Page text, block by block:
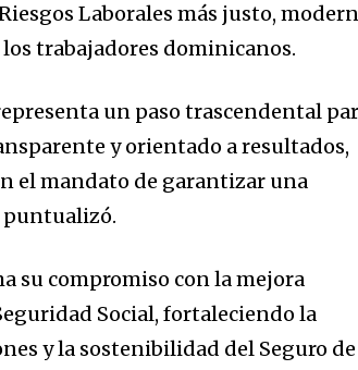
Laborales más justo,
trabajadores dominicanos.
un paso trascendental
y orientado a resultados,
el mandato de garantizar una
puntualizó.
su compromiso con la mejora
Social, fortaleciendo la
y la sostenibilidad del Seguro de